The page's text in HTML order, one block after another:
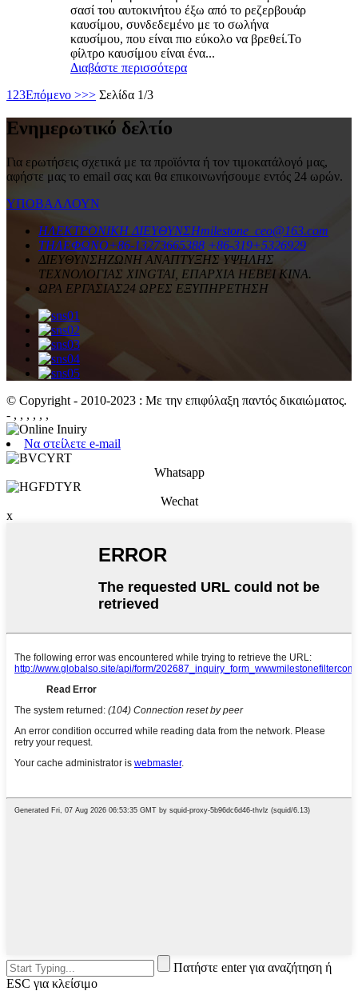
σασί του αυτοκινήτου έξω από το ρεζερβουάρ
καυσίμου, συνδεδεμένο με το σωλήνα
καυσίμου, που είναι πιο εύκολο να βρεθεί.Το
φίλτρο καυσίμου είναι ένα...
Διαβάστε περισσότερα
1 23Επόμενο >>> Σελίδα 1/3
Ενημερωτικό δελτίο
Για ερωτήσεις σχετικά με τα προϊόντα ή τον τιμοκατάλογό μας,
αφήστε μας το email σας και θα επικοινωνήσουμε εντός 24 ωρών.
ΥΠΟΒΑΛΛΟΥΝ
ΗΛΕΚΤΡΟΝΙΚΗ ΔΙΕΥΘΥΝΣΗmilestone_ceo@163.com
ΤΗΛΕΦΩΝΟ+86-13273665388 +86-319+5326929
ΔΙΕΥΘΥΝΣΗΖΩΝΗ ΑΝΑΠΤΥΞΗΣ ΥΨΗΛΗΣ
ΤΕΧΝΟΛΟΓΙΑΣ XINGTAI, ΕΠΑΡΧΙΑ HEBEI ΚΙΝΑ.
ΩΡΑ ΕΡΓΑΣΙΑΣ24 ΩΡΕΣ ΕΞΥΠΗΡΕΤΗΣΗ
© Copyright - 2010-2023 : Με την επιφύλαξη παντός δικαιώματος.
- , , , , , ,
Να στείλετε e-mail
Whatsapp
Wechat
x
Πατήστε enter για αναζήτηση ή
ESC για κλείσιμο